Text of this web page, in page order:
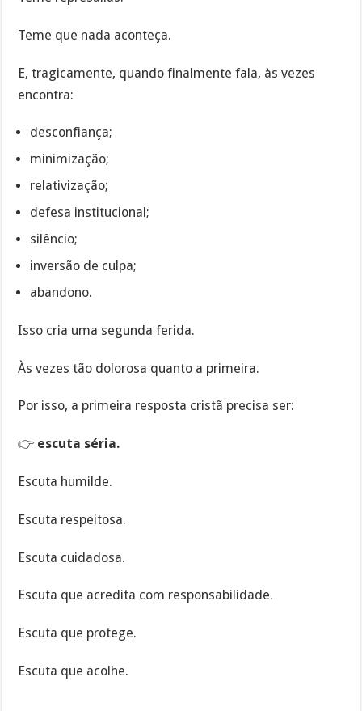
Teme que nada aconteça.
E, tragicamente, quando finalmente fala, às vezes
encontra:
desconfiança;
minimização;
relativização;
defesa institucional;
silêncio;
inversão de culpa;
abandono.
Isso cria uma segunda ferida.
Às vezes tão dolorosa quanto a primeira.
Por isso, a primeira resposta cristã precisa ser:
👉 escuta séria.
Escuta humilde.
Escuta respeitosa.
Escuta cuidadosa.
Escuta que acredita com responsabilidade.
Escuta que protege.
Escuta que acolhe.